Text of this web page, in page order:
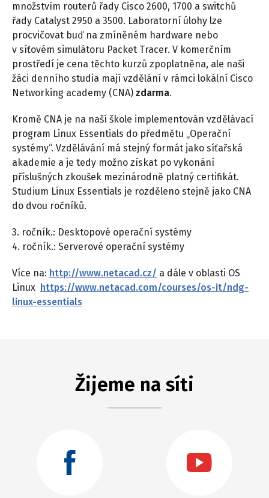
množstvím routerů řady Cisco 2600, 1700 a switchů
řady Catalyst 2950 a 3500. Laboratorní úlohy lze
procvičovat buď na zmíněném hardware nebo
v síťovém simulátoru Packet Tracer. V komerčním
prostředí je cena těchto kurzů zpoplatněna, ale naši
žáci denního studia mají vzdělání v rámci lokální Cisco
Networking academy (CNA) zdarma.
Kromě CNA je na naší škole implementován vzdělávací
program Linux Essentials do předmětu „Operační
systémy“. Vzdělávání má stejný formát jako síťařská
akademie a je tedy možno získat po vykonání
příslušných zkoušek mezinárodně platný certifikát.
Studium Linux Essentials je rozděleno stejně jako CNA
do dvou ročníků.
3. ročník.: Desktopové operační systémy
4. ročník.: Serverové operační systémy
Více na: http://www.netacad.cz/ a dále v oblasti OS
Linux https://www.netacad.com/courses/os-it/ndg-
linux-essentials
Žijeme na síti